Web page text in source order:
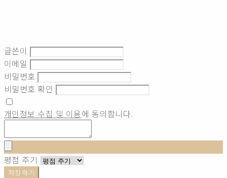
글쓴이
이메일
비밀번호
비밀번호 확인
개인정보 수집 및 이용에 동의합니다.
평점 주기
저장하기